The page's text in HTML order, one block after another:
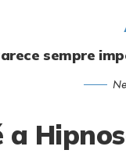
sempre
a